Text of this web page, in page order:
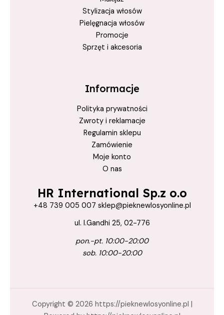
Stylizacja włosów
Pielęgnacja włosów
Promocje
Sprzęt i akcesoria
Informacje
Polityka prywatności
Zwroty i reklamacje
Regulamin sklepu
Zamówienie
Moje konto
O nas
HR International Sp.z o.o
+48 739 005 007 sklep@pieknewlosyonline.pl
ul. I.Gandhi 25, 02-776
pon.-pt. 10:00-20:00
sob. 10:00-20:00
Copyright © 2026 https://pieknewlosyonline.pl |